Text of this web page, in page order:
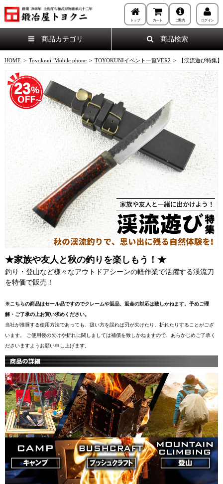
トップ カート ご案内 ログイン
商品カテゴリ 商品検索
HOME > Toyokuni_Mobile phone > TOYOKUNIイベント一覧VER2 > 【渓流遊び特集】
★家族や友人と秋の釣りを楽しもう！★
釣り・登山など様々なアウトドアシーンの軽作業で活躍する渓流刀
を特価で販売！
※こちらの商品はセール品ですのでクレームや返品、返金の対応は致しかねます。予めご理
解・ご了承の上お買い求めください。
当社が推奨する使用方法であっても、扱い方を誤れば刃が欠けたり、折れたりすることがござ
います。 ご使用後の欠けや折れに関しましては補償を致しかねますので、あらかじめご了承く
ださいますようお願い申し上げます。